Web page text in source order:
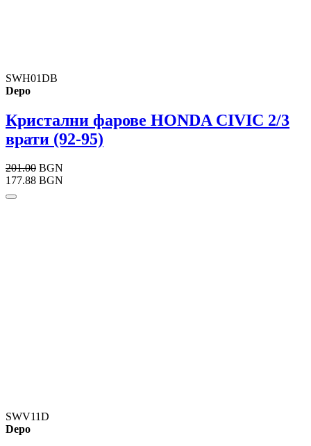
SWH01DB
Depo
Кристални фарове HONDA CIVIC 2/3
врати (92-95)
201.00 BGN
177.88 BGN
SWV11D
Depo